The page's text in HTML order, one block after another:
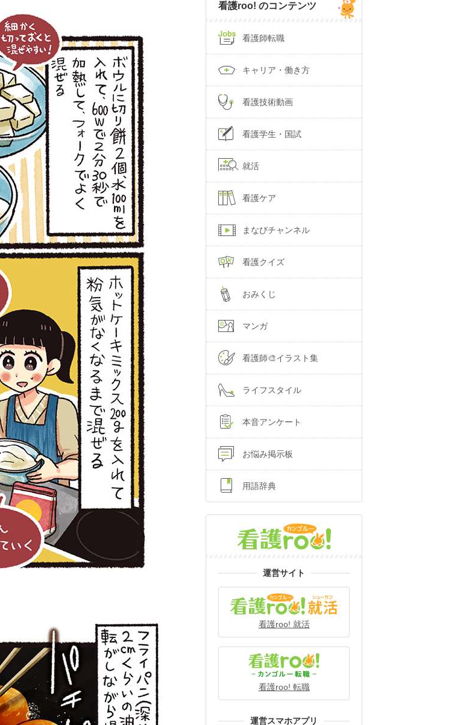
看護roo! のコンテンツ
看護師転職
キャリア・働き方
看護技術動画
看護学生・国試
就活
看護ケア
まなびチャンネル
看護クイズ
おみくじ
マンガ
看護師🎨イラスト集
ライフスタイル
本音アンケート
お悩み掲示板
用語辞典
運営サイト
看護roo! 就活
看護roo! 転職
運営スマホアプリ